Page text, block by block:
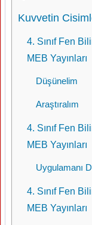
Kuvvetin
4. Sınıf Fen
MEB Yayınları
Düşünelim
Araştıralım
4. Sınıf Fen
MEB Yayınları
Uygulamanı
4. Sınıf Fen
MEB Yayınları